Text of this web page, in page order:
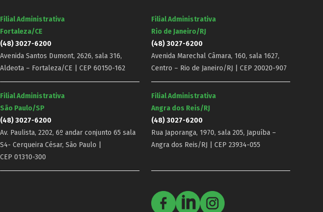
Filial Administrativa
Fortaleza/CE
(48) 3027-6200
Avenida Santos Dumont, 2626, sala 316,
Aldeota – Fortaleza/CE | CEP 60150-162
Filial Administrativa
São Paulo/SP
(48) 3027-6200
Av. Paulista, 2202, 6º andar conjunto 65 sala
S4- Cerqueira César, São Paulo |
CEP 01310-300
Filial Administrativa
Rio de Janeiro/RJ
(48) 3027-6200
Avenida Marechal Câmara, 160, sala 1627,
Centro – Rio de Janeiro/RJ | CEP 20020-907
Filial Administrativa
Angra dos Reis/RJ
(48) 3027-6200
Rua Japoranga, 1970, sala 205, Japuíba –
Angra dos Reis/RJ | CEP 23934-055